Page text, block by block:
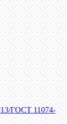
ГОСТ 11074-